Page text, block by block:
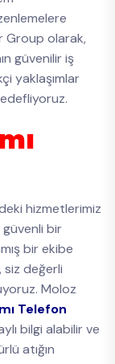
Group olarak,
güvenilir iş
yaklaşımlar
hizmetlerimiz
güvenli bir
bir ekibe
siz değerli
Moloz
Telefon
bilgi alabilir ve
atığın